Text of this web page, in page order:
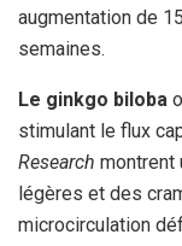
augmentation de
semaines.
Le ginkgo biloba
stimulant le flux
Research montrent
légères et des
microcirculation